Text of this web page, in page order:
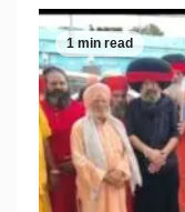
1 min read